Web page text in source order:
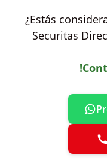
¿Estás
Securitas